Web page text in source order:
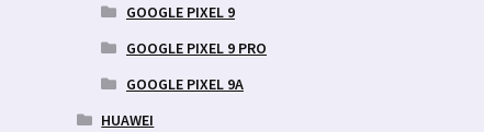
GOOGLE PIXEL 9
GOOGLE PIXEL 9 PRO
GOOGLE PIXEL 9A
HUAWEI